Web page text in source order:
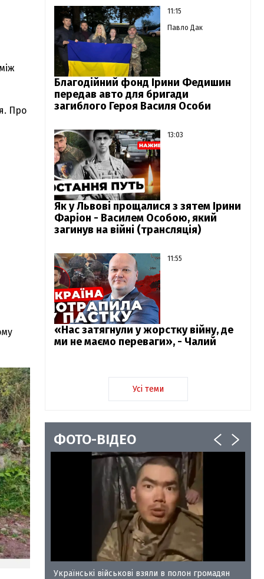
Про
11:15
Павло Дак
Благодійний фонд Ірини Федишин
передав авто для бригади
загиблого Героя Василя Особи
13:03
Як у Львові прощалися з зятем Ірини
Фаріон - Василем Особою, який
загинув на війні (трансляція)
11:55
«Нас затягнули у жорстку війну, де
ми не маємо переваги», - Чалий
Усі теми
ФОТО-ВІДЕО
Українські військові взяли в полон громадян